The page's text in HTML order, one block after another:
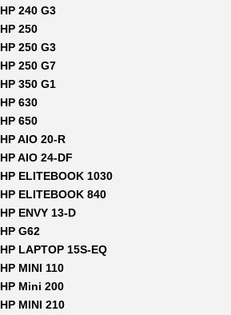
HP 240 G3
HP 250
HP 250 G3
HP 250 G7
HP 350 G1
HP 630
HP 650
HP AIO 20-R
HP AIO 24-DF
HP ELITEBOOK 1030
HP ELITEBOOK 840
HP ENVY 13-D
HP G62
HP LAPTOP 15S-EQ
HP MINI 110
HP Mini 200
HP MINI 210